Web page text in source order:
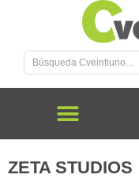
ZETA STUDIOS